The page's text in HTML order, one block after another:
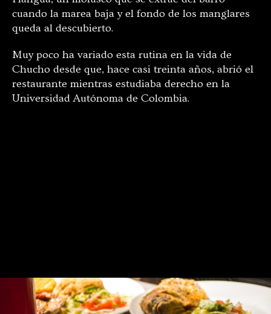
cuando la marea baja y el fondo de los manglares
queda al descubierto.
Muy poco ha variado esta rutina en la vida de
Chucho desde que, hace casi treinta años, abrió el
restaurante mientras estudiaba derecho en la
Universidad Autónoma de Colombia.